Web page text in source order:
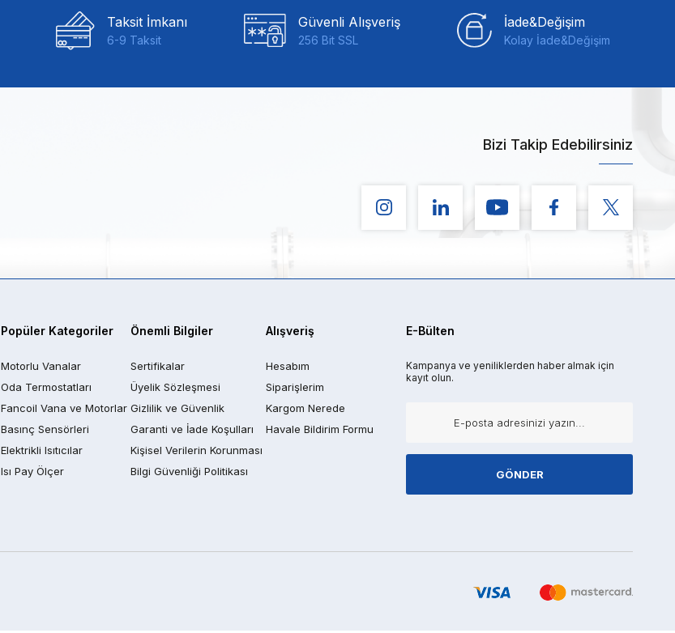
Taksit İmkanı
6-9 Taksit
Güvenli Alışveriş
256 Bit SSL
İade&Değişim
Kolay İade&Değişim
Bizi Takip Edebilirsiniz
Popüler Kategoriler
Motorlu Vanalar
Oda Termostatları
Fancoil Vana ve Motorlar
Basınç Sensörleri
Elektrikli Isıtıcılar
Isı Pay Ölçer
Önemli Bilgiler
Sertifikalar
Üyelik Sözleşmesi
Gizlilik ve Güvenlik
Garanti ve İade Koşulları
Kişisel Verilerin Korunması
Bilgi Güvenliği Politikası
Alışveriş
Hesabım
Siparişlerim
Kargom Nerede
Havale Bildirim Formu
E-Bülten
Kampanya ve yeniliklerden haber almak için
kayıt olun.
GÖNDER